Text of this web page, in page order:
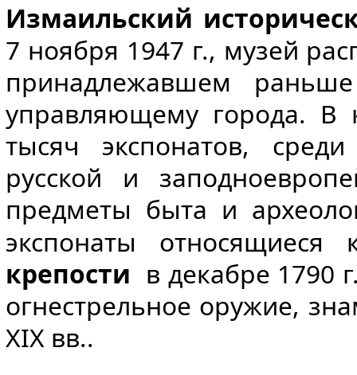
Измаильский
7 ноября 1947 г., музей
принадлежавшем
управляющему города. В
тысяч экспонатов,
русской и
предметы быта и
экспонаты
крепости в декабре 1790
огнестрельное оружие,
XIX вв..